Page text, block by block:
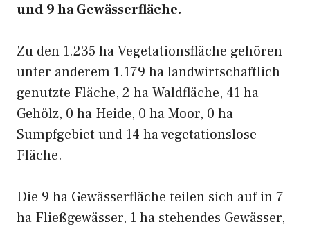
und 9 ha Gewässerfläche.
Zu den 1.235 ha Vegetationsfläche gehören
unter anderem 1.179 ha landwirtschaftlich
genutzte Fläche, 2 ha Waldfläche, 41 ha
Gehölz, 0 ha Heide, 0 ha Moor, 0 ha
Sumpfgebiet und 14 ha vegetationslose
Fläche.
Die 9 ha Gewässerfläche teilen sich auf in 7
ha Fließgewässer, 1 ha stehendes Gewässer,